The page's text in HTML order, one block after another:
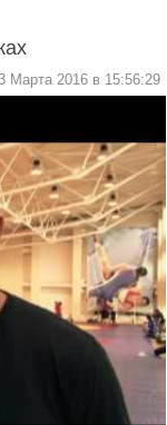
Марта 2016 в 15:56:29